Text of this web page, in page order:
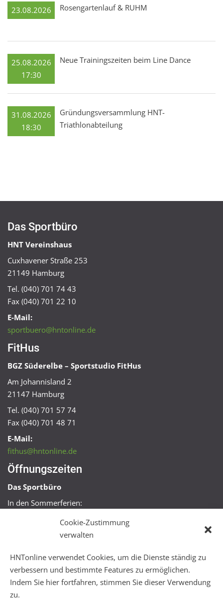
Cookie-Zustimmung
verwalten
HNTonline verwendet Cookies, um die Dienste ständig zu
verbessern und bestimmte Features zu ermöglichen.
Indem Sie hier fortfahren, stimmen Sie dieser Verwendung
zu.
23.08.2026 Rosengartenlauf & RUHM
25.08.2026
17:30
Neue Trainingszeiten beim Line Dance
31.08.2026
18:30
Gründungsversammlung HNT-
Triathlonabteilung
Das Sportbüro
HNT Vereinshaus
Cuxhavener Straße 253
21149 Hamburg
Tel. (040) 701 74 43
Fax (040) 701 22 10
E-Mail:
sportbuero@hntonline.de
FitHus
BGZ Süderelbe – Sportstudio FitHus
Am Johannisland 2
21147 Hamburg
Tel. (040) 701 57 74
Fax (040) 701 48 71
E-Mail:
fithus@hntonline.de
Öffnungszeiten
Das Sportbüro
In den Sommerferien:
Mo + Mi 16:00 – 18:00 Uhr
Mo – Fr 08:00 – 22:00 Uhr
Sa + So 10:00 – 18:00 Uhr